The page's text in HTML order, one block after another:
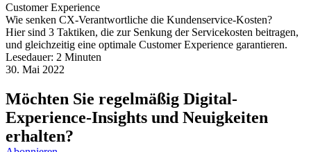
Customer Experience
Wie senken CX-Verantwortliche die Kundenservice-Kosten?
Hier sind 3 Taktiken, die zur Senkung der Servicekosten beitragen,
und gleichzeitig eine optimale Customer Experience garantieren.
Lesedauer: 2 Minuten
30. Mai 2022
Möchten Sie regelmäßig Digital-
Experience-Insights und Neuigkeiten
erhalten?